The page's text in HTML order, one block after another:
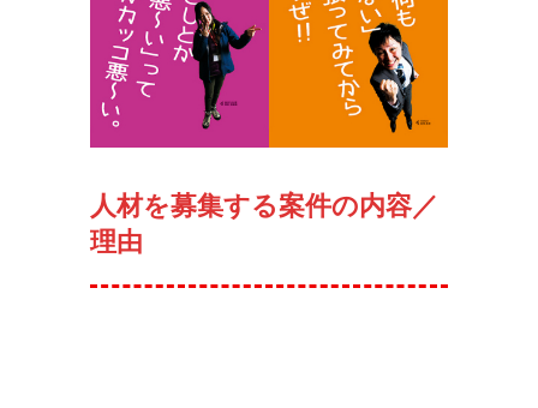
人材を募集する案件の内容／
理由